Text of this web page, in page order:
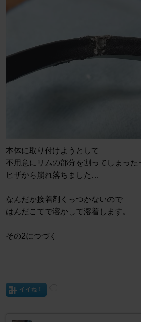
本体に取り付けようとして
不用意にリムの部分を割ってしまった
ヒザから崩れ落ちました…
なんだか接着剤くっつかないので
はんだこてで溶かして溶着します。
その2につづく
イイね！